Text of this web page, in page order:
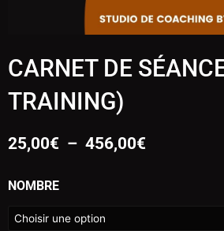
CARNET DE
TRAINING)
25,00€ – 456,00€PLAGE
NOMBRE
QUANTITÉ
CARNET